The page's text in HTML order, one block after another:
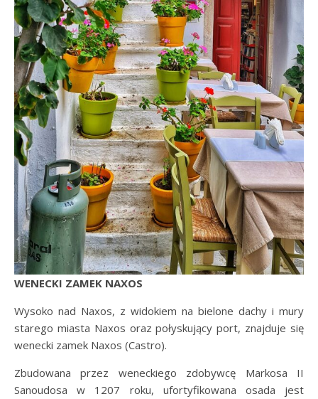
WENECKI ZAMEK NAXOS
Wysoko nad Naxos, z widokiem na bielone dachy i mury
starego miasta Naxos oraz połyskujący port, znajduje się
wenecki zamek Naxos (Castro).
Zbudowana przez weneckiego zdobywcę Markosa II
Sanoudosa w 1207 roku, ufortyfikowana osada jest